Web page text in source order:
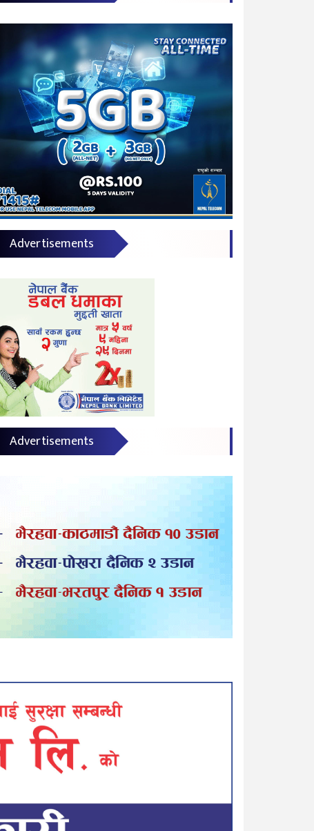
Advertisements
Advertisements